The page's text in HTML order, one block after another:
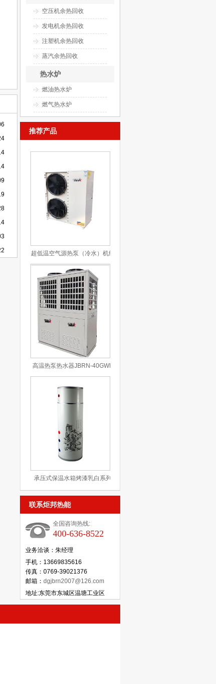
空压机余热回收
发电机余热回收
注塑机余热回收
蒸汽余热回收
热水炉
燃油热水炉
燃气热水炉
推荐产品
超低温空气源热泵（冷水）机组
JBRN-05DW/L
高温热泵热水器JBRN-40GWB
承压式保温水箱烤漆乳白系列
联系炬邦热能
全国咨询热线:
400-636-8522
业务洽谈：朱经理
手机：13669835616
传真：0769-39021376
邮箱： dgjbrn2007@126.com
地址:东莞市东城区温塘工业区